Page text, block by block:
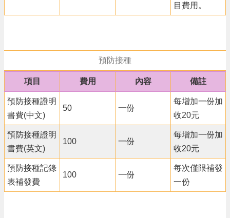
市
府
隱
私
權
政
策
網
站
安
全
目費用。
預防接種
項目 費用 內容 備註
預防接種證明
書費(中文)
50 一份
每增加一份加
收20元
預防接種證明
書費(英文)
100 一份
每增加一份加
收20元
預防接種記錄
表補發費
100 一份
每次僅限補發
一份